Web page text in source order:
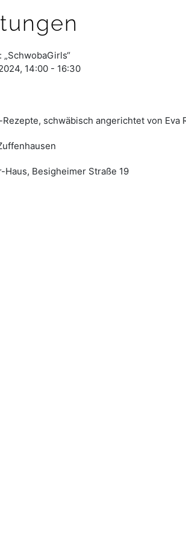
14:00 - 16:30
schwäbisch angerichtet von
Besigheimer Straße 19